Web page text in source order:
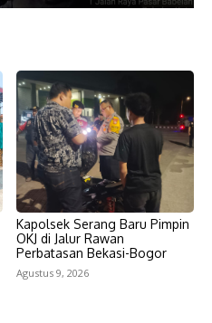
Kapolsek Serang Baru Pimpin
OKJ di Jalur Rawan
Perbatasan Bekasi-Bogor
Agustus 9, 2026